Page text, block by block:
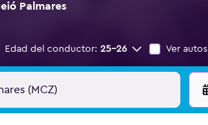
Palmares
Edad del conductor: 25-26 Ver